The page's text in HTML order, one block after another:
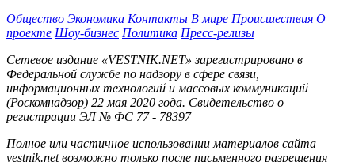
Общество Экономика Контакты В мире Происшествия О
проекте Шоу-бизнес Политика Пресс-релизы
Сетевое издание «VESTNIK.NET» зарегистрировано в
Федеральной службе по надзору в сфере связи,
информационных технологий и массовых коммуникаций
(Роскомнадзор) 22 мая 2020 года. Свидетельство о
регистрации ЭЛ № ФС 77 - 78397
Полное или частичное использовании материалов сайта
vestnik.net возможно только после письменного разрешения